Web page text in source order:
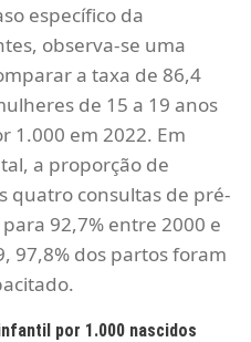
específico da
observa-se uma
a taxa de 86,4
de 15 a 19 anos
1.000 em 2022. Em
a proporção de
quatro consultas de pré-
92,7% entre 2000 e
97,8% dos partos foram
por 1.000 nascidos